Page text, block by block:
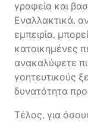
γραφεία και
Εναλλακτικά,
εμπειρία,
κατοικημένες
ανακαλύψετε
γοητευτικούς
δυνατότητα
Τέλος, για